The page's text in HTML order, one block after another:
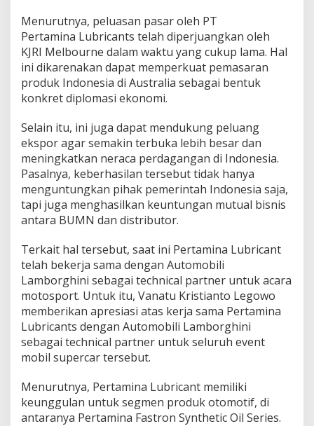
Menurutnya, peluasan pasar oleh PT
Pertamina Lubricants telah diperjuangkan oleh
KJRI Melbourne dalam waktu yang cukup lama. Hal
ini dikarenakan dapat memperkuat pemasaran
produk Indonesia di Australia sebagai bentuk
konkret diplomasi ekonomi.
Selain itu, ini juga dapat mendukung peluang
ekspor agar semakin terbuka lebih besar dan
meningkatkan neraca perdagangan di Indonesia.
Pasalnya, keberhasilan tersebut tidak hanya
menguntungkan pihak pemerintah Indonesia saja,
tapi juga menghasilkan keuntungan mutual bisnis
antara BUMN dan distributor.
Terkait hal tersebut, saat ini Pertamina Lubricant
telah bekerja sama dengan Automobili
Lamborghini sebagai technical partner untuk acara
motosport. Untuk itu, Vanatu Kristianto Legowo
memberikan apresiasi atas kerja sama Pertamina
Lubricants dengan Automobili Lamborghini
sebagai technical partner untuk seluruh event
mobil supercar tersebut.
Menurutnya, Pertamina Lubricant memiliki
keunggulan untuk segmen produk otomotif, di
antaranya Pertamina Fastron Synthetic Oil Series.